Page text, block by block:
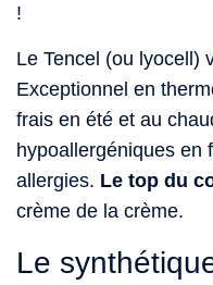
!
Le Tencel (ou lyocell)
Exceptionnel en
frais en été et au
hypoallergéniques en
allergies. Le top du
crème de la crème.
Le